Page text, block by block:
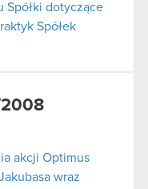
Spółki dotyczące
Spółek
akcji Optimus
wraz